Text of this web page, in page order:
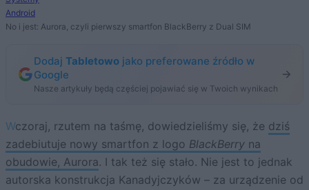
Android
No i jest: Aurora, czyli pierwszy smartfon BlackBerry z Dual SIM
Dodaj Tabletowo jako preferowane źródło w
Google
Nasze artykuły będą częściej pojawiać się w Twoich wynikach
Wczoraj, rzutem na taśmę, dowiedzieliśmy się, że dziś
zadebiutuje nowy smartfon z logo BlackBerry na
obudowie, Aurora. I tak też się stało. Nie jest to jednak
autorska konstrukcja Kanadyjczyków – za urządzenie od